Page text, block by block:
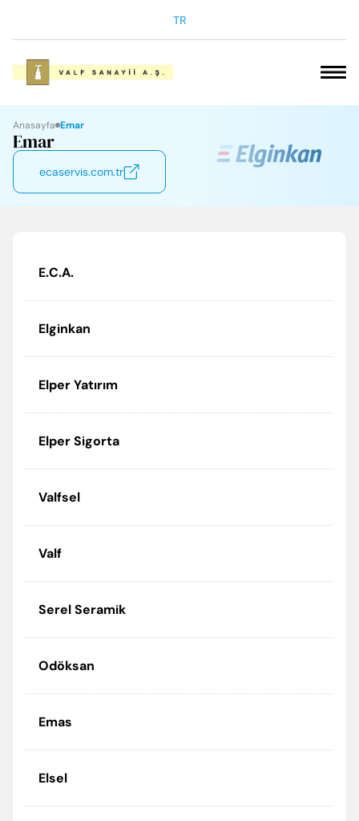
TR
SOSYAL SORUMLULUK
ÜRÜNLERİMİZ
Anasayfa Emar
Emar
ecaservis.com.tr
E.C.A.
Elginkan
Elper Yatırım
Elper Sigorta
Valfsel
Valf
Serel Seramik
Odöksan
Emas
Elsel